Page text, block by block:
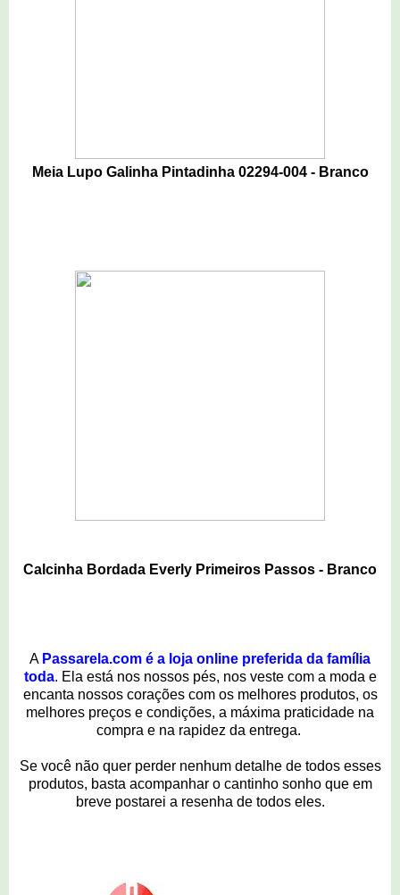
Meia Lupo Galinha Pintadinha 02294-004 - Branco
Calcinha Bordada Everly Primeiros Passos - Branco
A Passarela.com é a loja online preferida da família
toda. Ela está nos nossos pés, nos veste com a moda e
encanta nossos corações com os melhores produtos, os
melhores preços e condições, a máxima praticidade na
compra e na rapidez da entrega.
Se você não quer perder nenhum detalhe de todos esses
produtos, basta acompanhar o cantinho sonho que em
breve postarei a resenha de todos eles.